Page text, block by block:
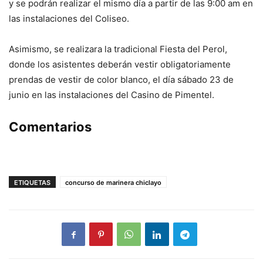
y se podrán realizar el mismo día a partir de las 9:00 am en
las instalaciones del Coliseo.
Asimismo, se realizara la tradicional Fiesta del Perol,
donde los asistentes deberán vestir obligatoriamente
prendas de vestir de color blanco, el día sábado 23 de
junio en las instalaciones del Casino de Pimentel.
Comentarios
ETIQUETAS concurso de marinera chiclayo